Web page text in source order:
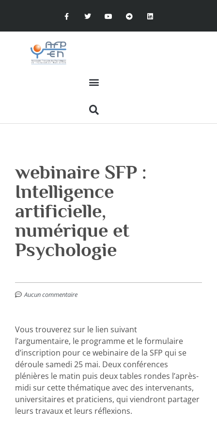
webinaire SFP :
Intelligence
artificielle,
numérique et
Psychologie
Aucun commentaire
Vous trouverez sur le lien suivant
l’argumentaire, le programme et le formulaire
d’inscription pour ce webinaire de la SFP qui se
déroule samedi 25 mai. Deux conférences
plénières le matin puis deux tables rondes l’après-
midi sur cette thématique avec des intervenants,
universitaires et praticiens, qui viendront partager
leurs travaux et leurs réflexions.